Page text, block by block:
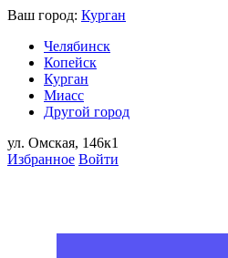
Ваш город: Курган
Челябинск
Копейск
Курган
Миасс
Другой город
ул. Омская, 146к1
Избранное Войти